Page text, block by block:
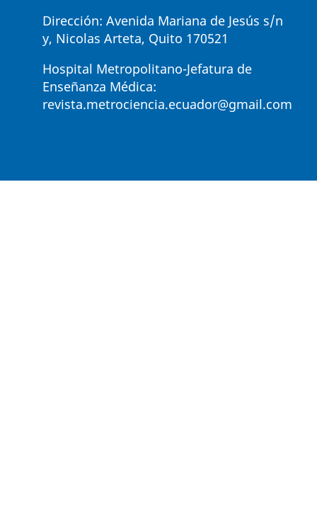
Dirección: Avenida Mariana de Jesús s/n
y, Nicolas Arteta, Quito 170521
Hospital Metropolitano-Jefatura de
Enseñanza Médica:
revista.metrociencia.ecuador@gmail.com